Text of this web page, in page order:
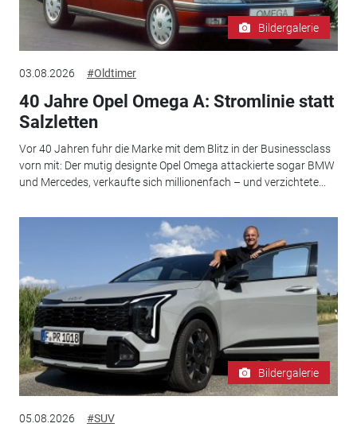
Bildergalerie
03.08.2026 #Oldtimer
40 Jahre Opel Omega A: Stromlinie statt
Salzletten
Vor 40 Jahren fuhr die Marke mit dem Blitz in der Businessclass
vorn mit: Der mutig designte Opel Omega attackierte sogar BMW
und Mercedes, verkaufte sich millionenfach – und verzichtete...
Bildergalerie
05.08.2026 #SUV